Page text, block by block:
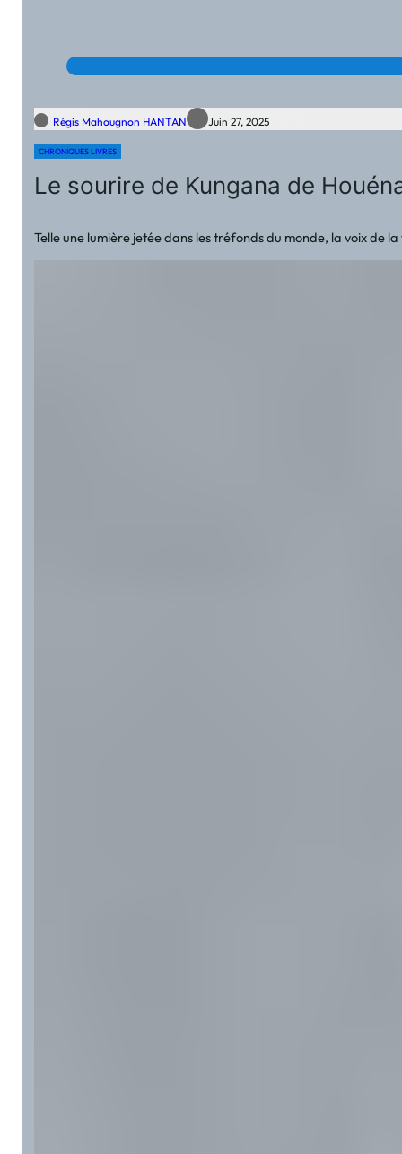
Régis Mahougnon HANTAN Juin 27, 2025
CHRONIQUES LIVRES
Le sourire de Kungana de
Telle une lumière jetée dans les tréfonds du monde, la voix de